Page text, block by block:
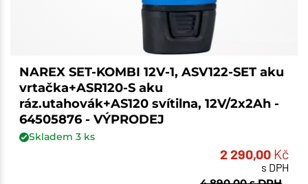
NAREX SET-KOMBI 12V-1, ASV122-SET aku
vrtačka+ASR120-S aku
ráz.utahovák+AS120 svítilna, 12V/2x2Ah -
64505876 - VÝPRODEJ
Skladem 3ks
2 290,00 Kč
s DPH